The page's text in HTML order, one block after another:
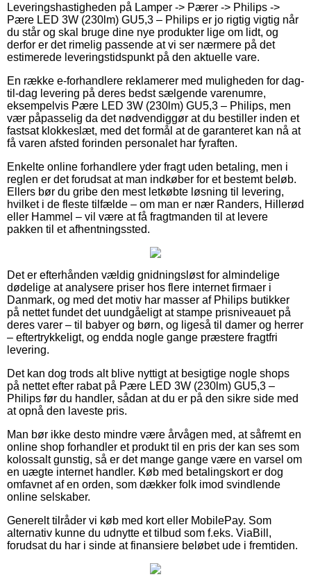
Leveringshastigheden på Lamper -> Pærer -> Philips ->
Pære LED 3W (230lm) GU5,3 – Philips er jo rigtig vigtig når
du står og skal bruge dine nye produkter lige om lidt, og
derfor er det rimelig passende at vi ser nærmere på det
estimerede leveringstidspunkt på den aktuelle vare.
En række e-forhandlere reklamerer med muligheden for dag-
til-dag levering på deres bedst sælgende varenumre,
eksempelvis Pære LED 3W (230lm) GU5,3 – Philips, men
vær påpasselig da det nødvendiggør at du bestiller inden et
fastsat klokkeslæt, med det formål at de garanteret kan nå at
få varen afsted forinden personalet har fyraften.
Enkelte online forhandlere yder fragt uden betaling, men i
reglen er det forudsat at man indkøber for et bestemt beløb.
Ellers bør du gribe den mest letkøbte løsning til levering,
hvilket i de fleste tilfælde – om man er nær Randers, Hillerød
eller Hammel – vil være at få fragtmanden til at levere
pakken til et afhentningssted.
Det er efterhånden vældig gnidningsløst for almindelige
dødelige at analysere priser hos flere internet firmaer i
Danmark, og med det motiv har masser af Philips butikker
på nettet fundet det uundgåeligt at stampe prisniveauet på
deres varer – til babyer og børn, og ligeså til damer og herrer
– eftertrykkeligt, og endda nogle gange præstere fragtfri
levering.
Det kan dog trods alt blive nyttigt at besigtige nogle shops
på nettet efter rabat på Pære LED 3W (230lm) GU5,3 –
Philips før du handler, sådan at du er på den sikre side med
at opnå den laveste pris.
Man bør ikke desto mindre være årvågen med, at såfremt en
online shop forhandler et produkt til en pris der kan ses som
kolossalt gunstig, så er det mange gange være en varsel om
en uægte internet handler. Køb med betalingskort er dog
omfavnet af en orden, som dækker folk imod svindlende
online selskaber.
Generelt tilråder vi køb med kort eller MobilePay. Som
alternativ kunne du udnytte et tilbud som f.eks. ViaBill,
forudsat du har i sinde at finansiere beløbet ude i fremtiden.